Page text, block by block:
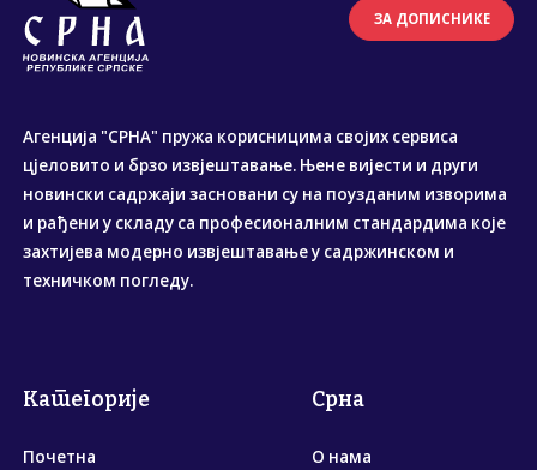
ЗА ДОПИСНИКЕ
Агенција "СРНА" пружа корисницима својих сервиса
цјеловито и брзо извјештавање. Њене вијести и други
новински садржаји засновани су на поузданим изворима
и рађени у складу са професионалним стандардима које
захтијева модерно извјештавање у садржинском и
техничком погледу.
Категорије
Почетна
Срна
О нама